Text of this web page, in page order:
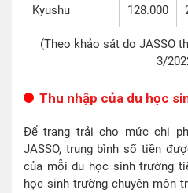
Kyushu 128.000
(Theo khảo sát do JASSO
3/
Thu nhập của du học
Để trang trải cho mức chi
JASSO, trung bình số tiền
của mỗi du học sinh trường
học sinh trường chuyên môn